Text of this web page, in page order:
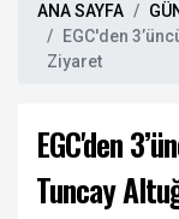
ANA SAYFA
EGC'den
Ziyaret
EGC'den
Tuncay